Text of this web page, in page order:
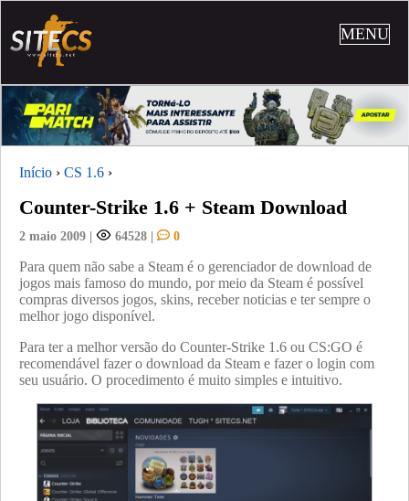
MENU
Início › CS 1.6 ›
Counter-Strike 1.6 + Steam Download
2 maio 2009 | 64528 | 0
Para quem não sabe a Steam é o gerenciador de download de
jogos mais famoso do mundo, por meio da Steam é possível
compras diversos jogos, skins, receber noticias e ter sempre o
melhor jogo disponível.
Para ter a melhor versão do Counter-Strike 1.6 ou CS:GO é
recomendável fazer o download da Steam e fazer o login com
seu usuário. O procedimento é muito simples e intuitivo.